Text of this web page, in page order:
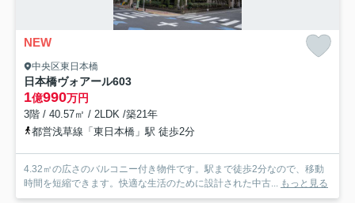
NEW
中央区東日本橋
日本橋ヴォアール603
1億990万円
3階 / 40.57㎡ / 2LDK /築21年
都営浅草線「東日本橋」駅 徒歩2分
4.32㎡の広さのバルコニー付き物件です。駅まで徒歩2分なので、移動
時間を短縮できます。快適な生活のために設計された中古... もっと見る